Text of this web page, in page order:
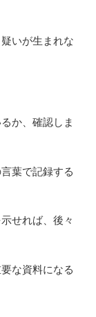
いが生まれな
か、確認しま
葉で記録する
せれば、後々
な資料になる